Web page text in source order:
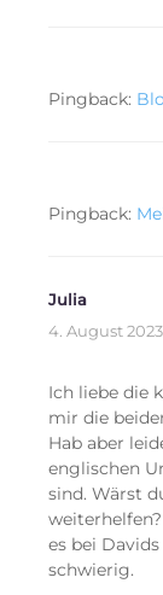
Pingback:
Pingback:
Julia
4. August
Ich liebe die
mir die
Hab aber
englischen
sind. Wärst
es bei
schwierig.